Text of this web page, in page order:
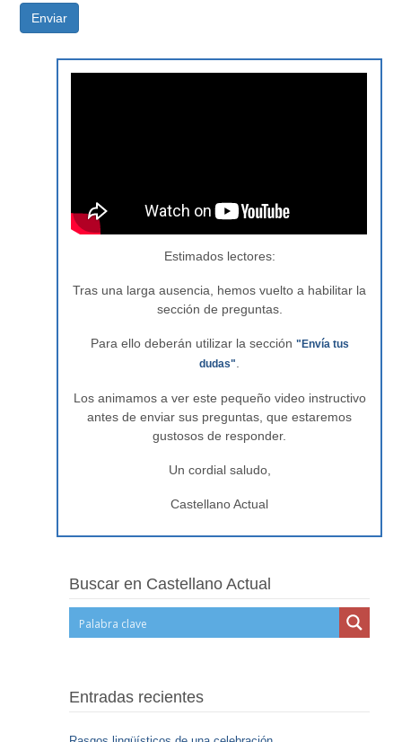
Enviar
Estimados lectores:
Tras una larga ausencia, hemos vuelto a habilitar la
sección de preguntas.
Para ello deberán utilizar la sección "Envía tus
dudas"
Los animamos a ver este pequeño video instructivo
antes de enviar sus preguntas, que estaremos
gustosos de responder.
Un cordial saludo,
Castellano Actual
Buscar en Castellano Actual
Entradas recientes